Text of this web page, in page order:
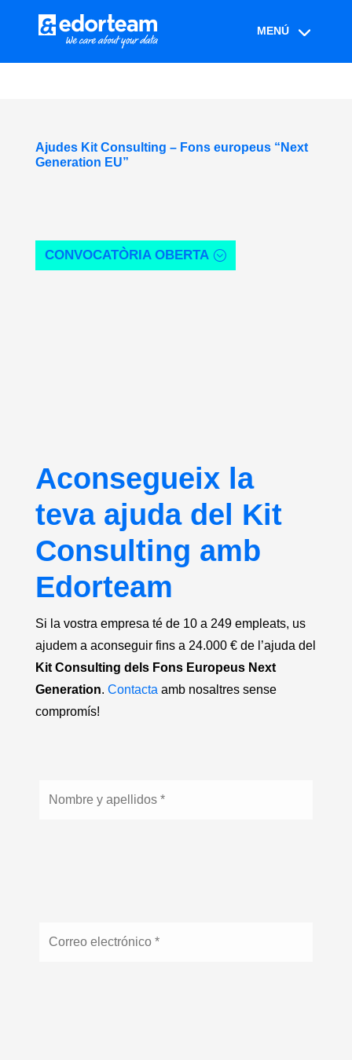
Ajudes Kit Consulting – Fons europeus “Next
Generation EU”
CONVOCATÒRIA OBERTA
Aconsegueix la
teva ajuda del Kit
Consulting amb
Edorteam
Si la vostra empresa té de 10 a 249 empleats, us
ajudem a aconseguir fins a 24.000 € de l’ajuda del
Kit Consulting dels Fons Europeus Next
Generation. Contacta amb nosaltres sense
compromís!